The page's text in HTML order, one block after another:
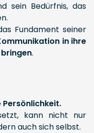
sein Bedürfnis, das
Fundament seiner
in ihre
.
kann nicht nur
auch sich selbst.